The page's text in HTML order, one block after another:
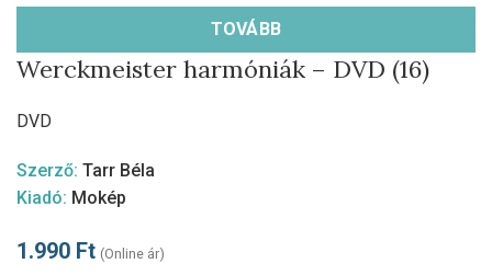
TOVÁBB
Werckmeister harmóniák – DVD (16)
DVD
Szerző: Tarr Béla
Kiadó: Mokép
1.990 Ft (Online ár)